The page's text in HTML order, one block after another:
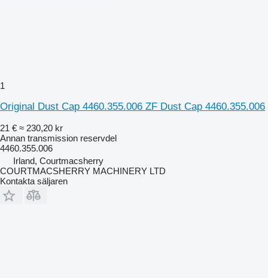
1
Original Dust Cap 4460.355.006 ZF Dust Cap 4460.355.006
21 € ≈ 230,20 kr
Annan transmission reservdel
4460.355.006
Irland, Courtmacsherry
COURTMACSHERRY MACHINERY LTD
Kontakta säljaren